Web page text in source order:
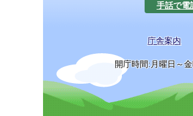
手話で電
庁舎案内
開庁時間:月曜日～